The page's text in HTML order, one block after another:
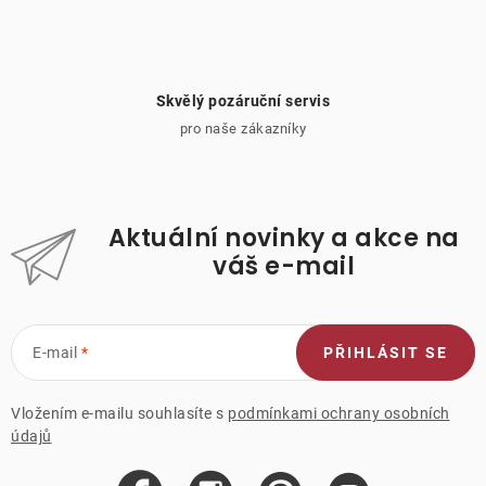
Skvělý pozáruční servis
pro naše zákazníky
Aktuální novinky a akce na
váš e-mail
E-mail
Vložením e-mailu souhlasíte s podmínkami ochrany osobních
údajů
PŘIHLÁSIT SE